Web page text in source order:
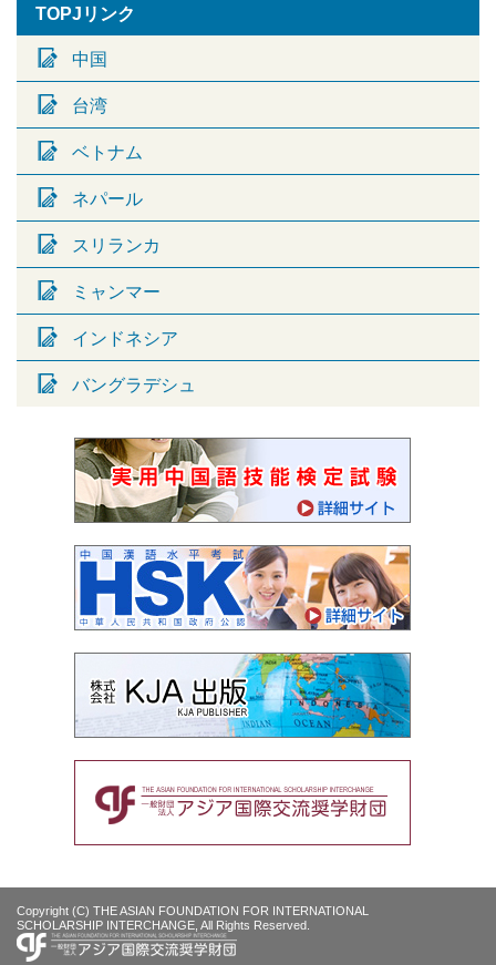
TOPJリンク
中国
台湾
ベトナム
ネパール
スリランカ
ミャンマー
インドネシア
バングラデシュ
Copyright (C) THE ASIAN FOUNDATION FOR INTERNATIONAL
SCHOLARSHIP INTERCHANGE, All Rights Reserved.